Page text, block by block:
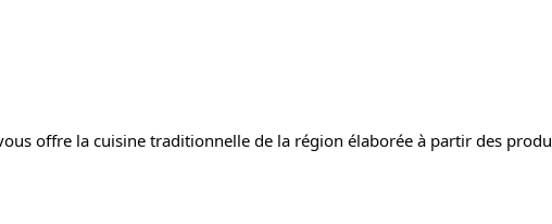
offre la cuisine traditionnelle de la région élaborée à partir des